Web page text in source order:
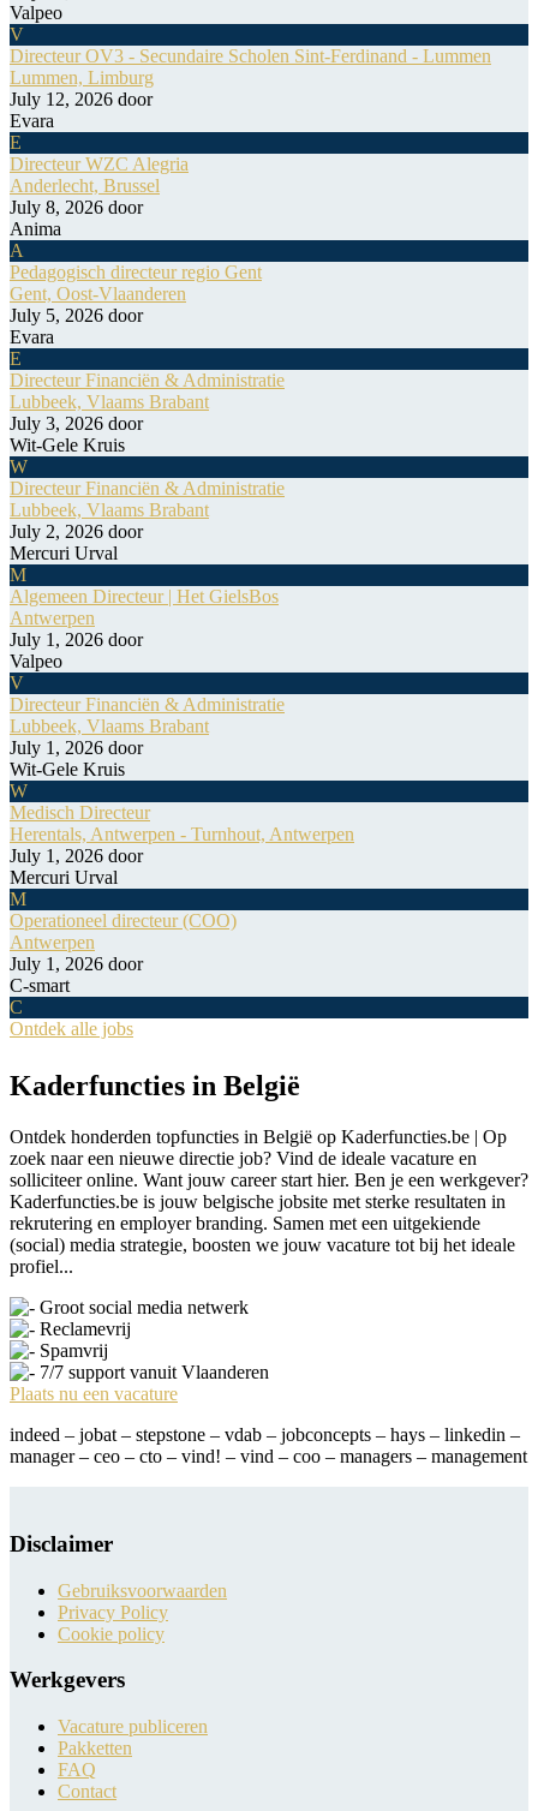
Valpeo
V
Directeur OV3 - Secundaire Scholen Sint-Ferdinand - Lummen
Lummen, Limburg
July 12, 2026 door
Evara
E
Directeur WZC Alegria
Anderlecht, Brussel
July 8, 2026 door
Anima
A
Pedagogisch directeur regio Gent
Gent, Oost-Vlaanderen
July 5, 2026 door
Evara
E
Directeur Financiën & Administratie
Lubbeek, Vlaams Brabant
July 3, 2026 door
Wit-Gele Kruis
W
Directeur Financiën & Administratie
Lubbeek, Vlaams Brabant
July 2, 2026 door
Mercuri Urval
M
Algemeen Directeur | Het GielsBos
Antwerpen
July 1, 2026 door
Valpeo
V
Directeur Financiën & Administratie
Lubbeek, Vlaams Brabant
July 1, 2026 door
Wit-Gele Kruis
W
Medisch Directeur
Herentals, Antwerpen - Turnhout, Antwerpen
July 1, 2026 door
Mercuri Urval
M
Operationeel directeur (COO)
Antwerpen
July 1, 2026 door
C-smart
C
Ontdek alle jobs
Kaderfuncties in België
Ontdek honderden topfuncties in België op Kaderfuncties.be | Op
zoek naar een nieuwe directie job? Vind de ideale vacature en
solliciteer online. Want jouw career start hier. Ben je een werkgever?
Kaderfuncties.be is jouw belgische jobsite met sterke resultaten in
rekrutering en employer branding. Samen met een uitgekiende
(social) media strategie, boosten we jouw vacature tot bij het ideale
profiel...
Groot social media netwerk
Reclamevrij
Spamvrij
7/7 support vanuit Vlaanderen
Plaats nu een vacature
indeed – jobat – stepstone – vdab – jobconcepts – hays – linkedin –
manager – ceo – cto – vind! – vind – coo – managers – management
Disclaimer
Gebruiksvoorwaarden
Privacy Policy
Cookie policy
Werkgevers
Vacature publiceren
Pakketten
FAQ
Contact